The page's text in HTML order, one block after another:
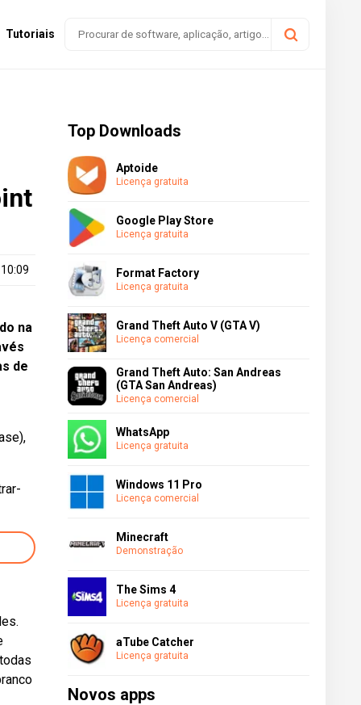
Tutoriais
na
de
Top Downloads
Aptoide
Licença gratuita
Google Play Store
Licença gratuita
Format Factory
Licença gratuita
Grand Theft Auto V (GTA V)
Licença comercial
Grand Theft Auto: San Andreas
(GTA San Andreas)
Licença comercial
WhatsApp
Licença gratuita
Windows 11 Pro
Licença comercial
Minecraft
Demonstração
The Sims 4
Licença gratuita
aTube Catcher
Licença gratuita
Novos apps